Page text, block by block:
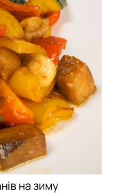
на зиму